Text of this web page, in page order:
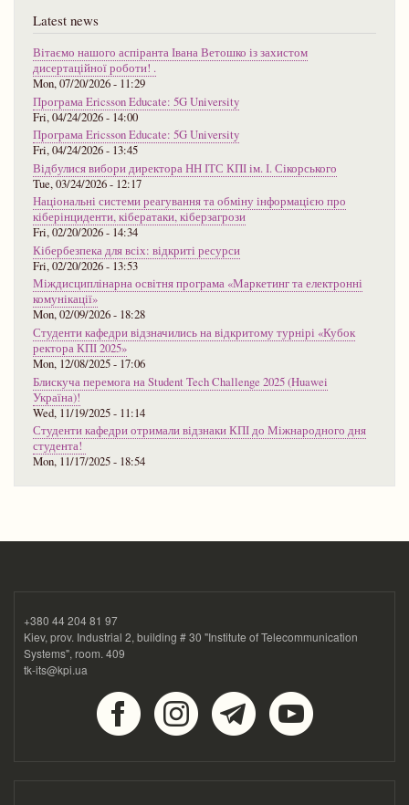
Latest news
Вітаємо нашого аспіранта Івана Ветошко із захистом
дисертаційної роботи! .
Mon, 07/20/2026 - 11:29
Програма Ericsson Educate: 5G University
Fri, 04/24/2026 - 14:00
Програма Ericsson Educate: 5G University
Fri, 04/24/2026 - 13:45
Відбулися вибори директора НН ІТС КПІ ім. І. Сікорського
Tue, 03/24/2026 - 12:17
Національні системи реагування та обміну інформацією про
кіберінциденти, кібератаки, кіберзагрози
Fri, 02/20/2026 - 14:34
Кібербезпека для всіх: відкриті ресурси
Fri, 02/20/2026 - 13:53
Міждисциплінарна освітня програма «Маркетинг та електронні
комунікації»
Mon, 02/09/2026 - 18:28
Студенти кафедри відзначились на відкритому турнірі «Кубок
ректора КПІ 2025»
Mon, 12/08/2025 - 17:06
Блискуча перемога на Student Tech Challenge 2025 (Huawei
Україна)!
Wed, 11/19/2025 - 11:14
Студенти кафедри отримали відзнаки КПІ до Міжнародного дня
студента!
Mon, 11/17/2025 - 18:54
+380 44 204 81 97
Kiev, prov. Industrial 2, building # 30 "Institute of Telecommunication
Systems", room. 409
tk-its@kpi.ua